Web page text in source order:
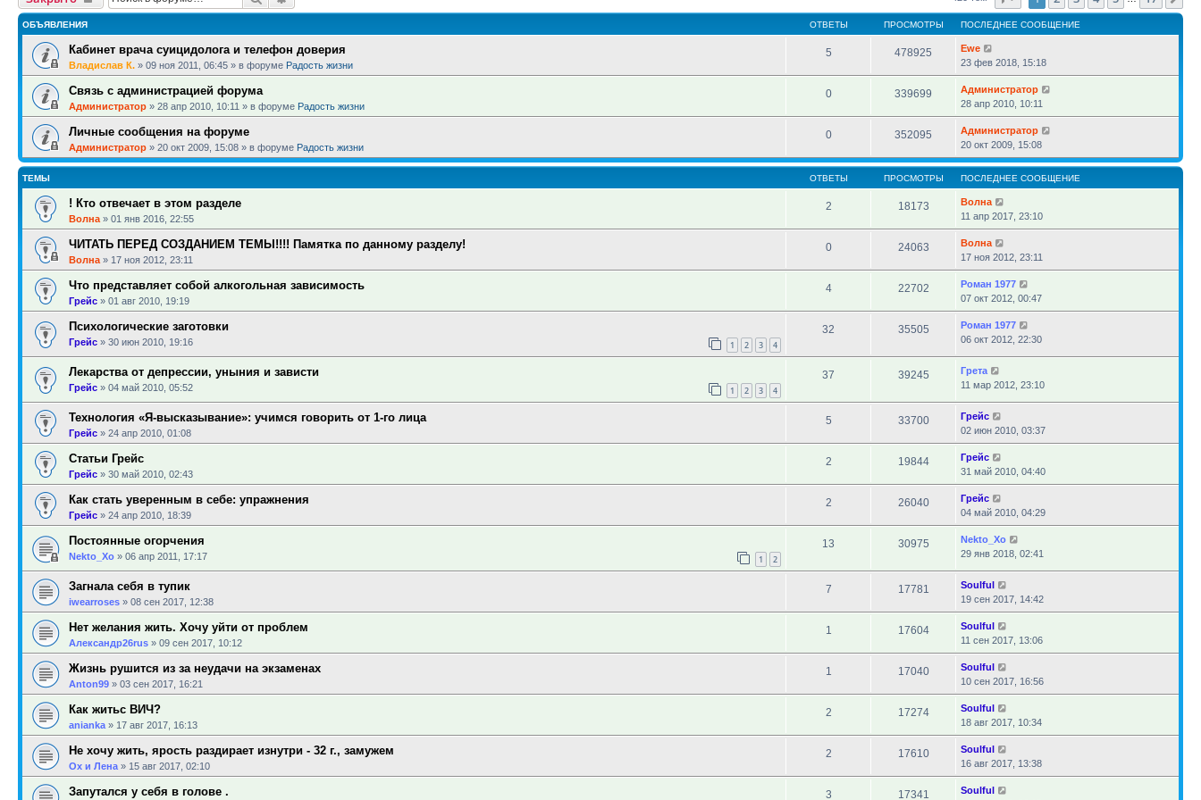
ОБЪЯВЛЕНИЯ ОТВЕТЫ ПРОСМОТРЫ ПОСЛЕДНЕЕ СООБЩЕНИЕ
Кабинет врача суицидолога и телефон доверия
Владислав К. » 09 ноя 2011, 06:45 » в форуме Радость жизни
5 478925
Ewe
23 фев 2018, 15:18
Связь с администрацией форума
Администратор » 28 апр 2010, 10:11 » в форуме Радость жизни
0 339699
Администратор
28 апр 2010, 10:11
Личные сообщения на форуме
Администратор » 20 окт 2009, 15:08 » в форуме Радость жизни
0 352095
Администратор
20 окт 2009, 15:08
ТЕМЫ ОТВЕТЫ ПРОСМОТРЫ ПОСЛЕДНЕЕ СООБЩЕНИЕ
! Кто отвечает в этом разделе
Волна » 01 янв 2016, 22:55
2 18173
Волна
11 апр 2017, 23:10
ЧИТАТЬ ПЕРЕД СОЗДАНИЕМ ТЕМЫ!!!! Памятка по данному разделу!
Волна » 17 ноя 2012, 23:11
0 24063
Волна
17 ноя 2012, 23:11
Что представляет собой алкогольная зависимость
Грейс » 01 авг 2010, 19:19
4 22702
Роман 1977
07 окт 2012, 00:47
Психологические заготовки
Грейс » 30 июн 2010, 19:16 1 2 3 4
32 35505
Роман 1977
06 окт 2012, 22:30
Лекарства от депрессии, уныния и зависти
Грейс » 04 май 2010, 05:52 1 2 3 4
37 39245
Грета
11 мар 2012, 23:10
Технология «Я-высказывание»: учимся говорить от 1-го лица
Грейс » 24 апр 2010, 01:08
5 33700
Грейс
02 июн 2010, 03:37
Статьи Грейс
Грейс » 30 май 2010, 02:43
2 19844
Грейс
31 май 2010, 04:40
Как стать уверенным в себе: упражнения
Грейс » 24 апр 2010, 18:39
2 26040
Грейс
04 май 2010, 04:29
Постоянные огорчения
Nekto_Xo » 06 апр 2011, 17:17 1 2
13 30975
Nekto_Xo
29 янв 2018, 02:41
Загнала себя в тупик
iwearroses » 08 сен 2017, 12:38
7 17781
Soulful
19 сен 2017, 14:42
Нет желания жить. Хочу уйти от проблем
Александр26rus » 09 сен 2017, 10:12
1 17604
Soulful
11 сен 2017, 13:06
Жизнь рушится из за неудачи на экзаменах
Anton99 » 03 сен 2017, 16:21
1 17040
Soulful
10 сен 2017, 16:56
Как житьс ВИЧ?
anianka » 17 авг 2017, 16:13
2 17274
Soulful
18 авг 2017, 10:34
Не хочу жить, ярость раздирает изнутри - 32 г., замужем
Ох и Лена » 15 авг 2017, 02:10
2 17610
Soulful
16 авг 2017, 13:38
Запутался у себя в голове . 3 17341
Soulful